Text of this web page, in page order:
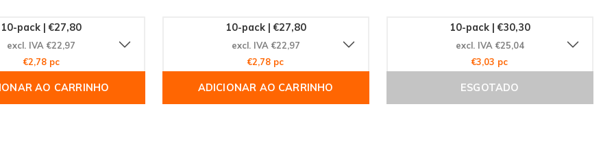
10-pack | €27,80
excl. IVA €22,97
€2,78 pc
AO CARRINHO
10-pack | €27,80
excl. IVA €22,97
€2,78 pc
ADICIONAR AO CARRINHO
10-pack | €30,30
excl. IVA €25,04
€3,03 pc
ESGOTADO